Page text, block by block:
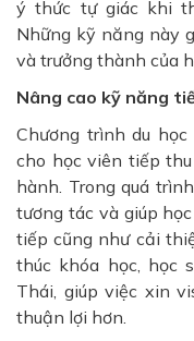
ý thức tự giác khi
Những kỹ năng này
và trưởng thành của
Nâng cao kỹ năng
Chương trình du
cho học viên tiếp
hành. Trong quá
tương tác và giúp
tiếp cũng như cải
thúc khóa học, học
Thái, giúp việc xin
thuận lợi hơn.